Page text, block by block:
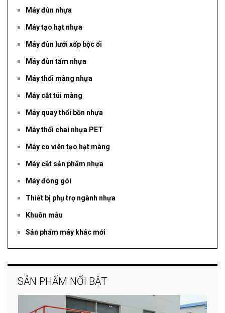
Máy đùn nhựa
Máy tạo hạt nhựa
Máy đùn lưới xốp bộc ổi
Máy đùn tấm nhựa
Máy thổi màng nhựa
Máy cắt túi màng
Máy quay thổi bồn nhựa
Máy thổi chai nhựa PET
Máy co viên tạo hạt màng
Máy cắt sản phẩm nhựa
Máy đóng gói
Thiết bị phụ trợ ngành nhựa
Khuôn mẫu
Sản phẩm máy khác mới
SẢN PHẨM NỔI BẬT